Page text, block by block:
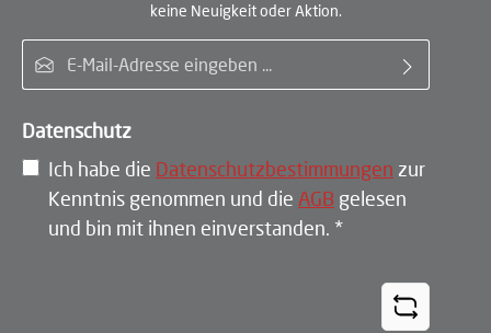
keine Neuigkeit oder Aktion.
Datenschutz
Ich habe die Datenschutzbestimmungen zur
Kenntnis genommen und die AGB gelesen
und bin mit ihnen einverstanden. *